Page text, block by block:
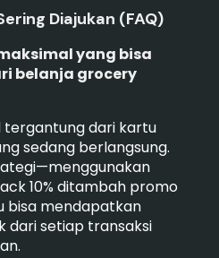
Diajukan (FAQ)
yang bisa
belanja grocery
tergantung dari kartu
sedang berlangsung.
10% ditambah promo
bisa mendapatkan
dari setiap transaksi